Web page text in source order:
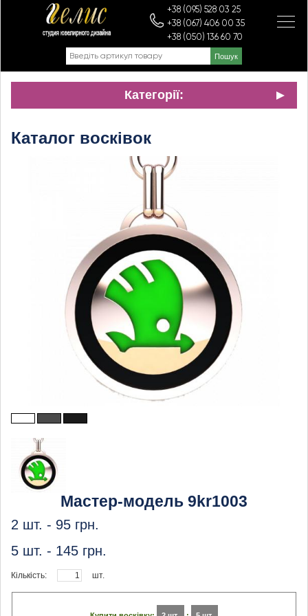
+38 (095) 528 03 25
+38 (067) 406 00 35
+38 (050) 136 60 70
Категорії:
Каталог восківок
Мастер-модель 9kr1003
2 шт. - 95 грн.
5 шт. - 145 грн.
Кількість: шт.